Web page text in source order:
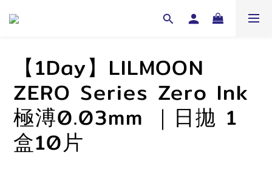
【1Day】LILMOON
ZERO Series Zero Ink
極溥0.03mm ｜日拋 1
盒10片